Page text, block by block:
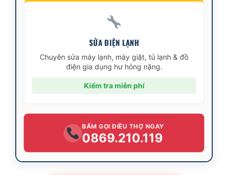
SỬA ĐIỆN LẠNH
Chuyên sửa máy lạnh, máy giặt, tủ lạnh & đồ
điện gia dụng hư hỏng nặng.
Kiểm tra miễn phí
BẤM GỌI ĐIỀU THỢ NGAY
0869.210.119